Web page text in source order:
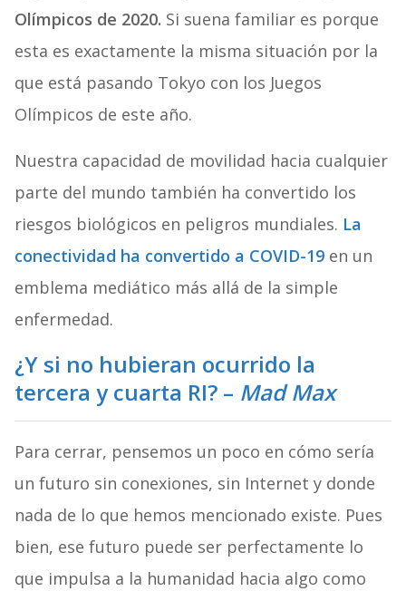
Olímpicos de 2020. Si suena familiar es porque
esta es exactamente la misma situación por la
que está pasando Tokyo con los Juegos
Olímpicos de este año.
Nuestra capacidad de movilidad hacia cualquier
parte del mundo también ha convertido los
riesgos biológicos en peligros mundiales. La
conectividad ha convertido a COVID-19en un
emblema mediático más allá de la simple
enfermedad.
¿Y si no hubieran ocurrido la
tercera y cuarta RI? – Mad Max
Para cerrar, pensemos un poco en cómo sería
un futuro sin conexiones, sin Internet y donde
nada de lo que hemos mencionado existe. Pues
bien, ese futuro puede ser perfectamente lo
que impulsa a la humanidad hacia algo como